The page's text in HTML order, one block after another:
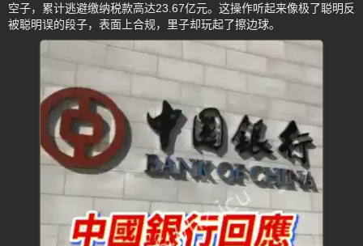
空子，累计逃避缴纳税款高达23.67亿元。这操作听起来像极了聪明反
被聪明误的段子，表面上合规，里子却玩起了擦边球。